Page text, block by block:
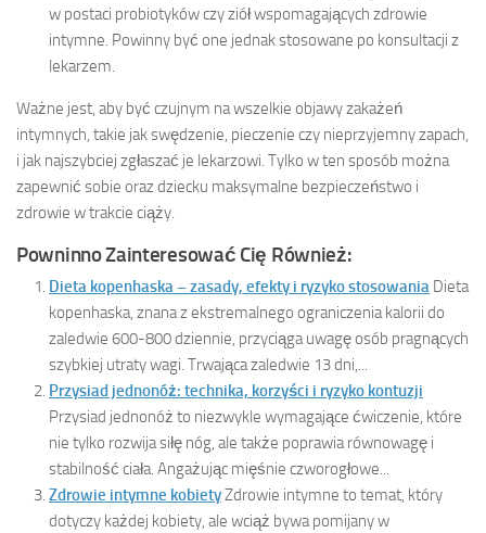
w postaci probiotyków czy ziół wspomagających zdrowie
intymne. Powinny być one jednak stosowane po konsultacji z
lekarzem.
Ważne jest, aby być czujnym na wszelkie objawy zakażeń
intymnych, takie jak swędzenie, pieczenie czy nieprzyjemny zapach,
i jak najszybciej zgłaszać je lekarzowi. Tylko w ten sposób można
zapewnić sobie oraz dziecku maksymalne bezpieczeństwo i
zdrowie w trakcie ciąży.
Powninno Zainteresować Cię Również:
Dieta kopenhaska – zasady, efekty i ryzyko stosowania Dieta
kopenhaska, znana z ekstremalnego ograniczenia kalorii do
zaledwie 600-800 dziennie, przyciąga uwagę osób pragnących
szybkiej utraty wagi. Trwająca zaledwie 13 dni,...
Przysiad jednonóż: technika, korzyści i ryzyko kontuzji
Przysiad jednonóż to niezwykle wymagające ćwiczenie, które
nie tylko rozwija siłę nóg, ale także poprawia równowagę i
stabilność ciała. Angażując mięśnie czworogłowe...
Zdrowie intymne kobietyZdrowie intymne to temat, który
dotyczy każdej kobiety, ale wciąż bywa pomijany w